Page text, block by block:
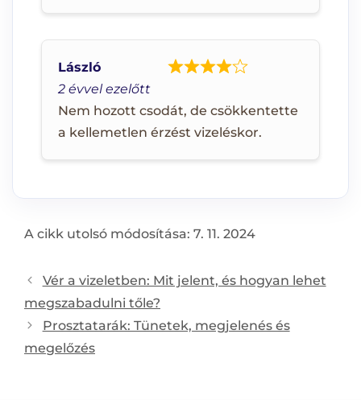
2 évvel ezelőtt
Nem hozott csodát, de csökkentette
a kellemetlen érzést vizeléskor.
László
A cikk utolsó módosítása: 7. 11. 2024
Post
navigation
Vér a vizeletben: Mit jelent, és hogyan lehet
megszabadulni tőle?
Prosztatarák: Tünetek, megjelenés és
megelőzés